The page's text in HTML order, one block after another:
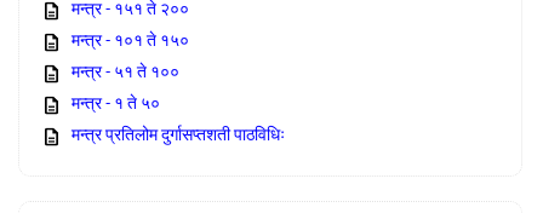
मन्त्र - १५१ ते २००
मन्त्र - १०१ ते १५०
मन्त्र - ५१ ते १००
मन्त्र - १ ते ५०
मन्त्र प्रतिलोम दुर्गासप्तशती पाठविधिः